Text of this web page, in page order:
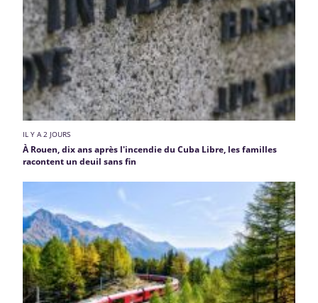
IL Y A 2 JOURS
À Rouen, dix ans après l'incendie du Cuba Libre, les familles
racontent un deuil sans fin